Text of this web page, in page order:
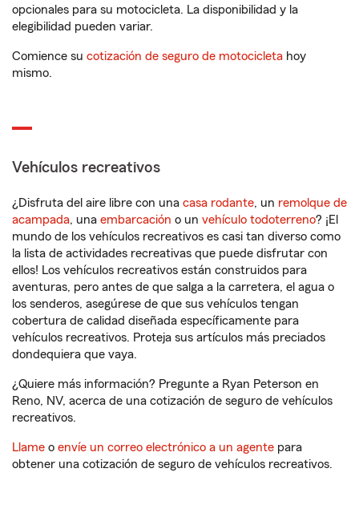
opcionales para su motocicleta. La disponibilidad y la
elegibilidad pueden variar.
Comience su cotización de seguro de motocicleta hoy
mismo.
Vehículos recreativos
¿Disfruta del aire libre con una casa rodante, un remolque de
acampada, una embarcación o un vehículo todoterreno? ¡El
mundo de los vehículos recreativos es casi tan diverso como
la lista de actividades recreativas que puede disfrutar con
ellos! Los vehículos recreativos están construidos para
aventuras, pero antes de que salga a la carretera, el agua o
los senderos, asegúrese de que sus vehículos tengan
cobertura de calidad diseñada específicamente para
vehículos recreativos. Proteja sus artículos más preciados
dondequiera que vaya.
¿Quiere más información? Pregunte a Ryan Peterson en
Reno, NV, acerca de una cotización de seguro de vehículos
recreativos.
Llame o envíe un correo electrónico a un agente para
obtener una cotización de seguro de vehículos recreativos.